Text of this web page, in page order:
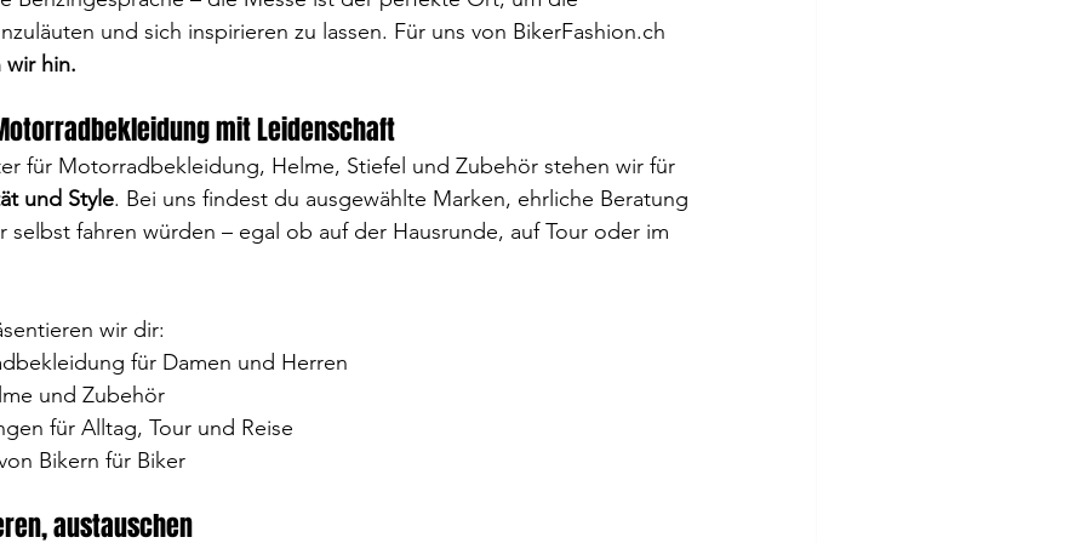
und sich inspirieren zu lassen. Für uns von BikerFashion.ch
hin.
mit Leidenschaft
für Motorradbekleidung, Helme, Stiefel und Zubehör stehen wir für
und Style. Bei uns findest du ausgewählte Marken, ehrliche Beratung
selbst fahren würden – egal ob auf der Hausrunde, auf Tour oder im
wir dir:
für Damen und Herren
und Zubehör
für Alltag, Tour und Reise
Bikern für Biker
austauschen